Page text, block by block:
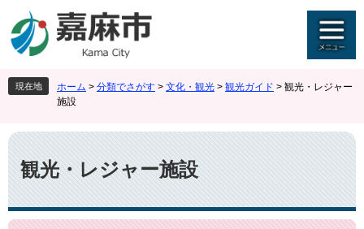
ジ
先
頭
。
ュ
を
飛
て
本
文
へ
現在地 ホーム > 分類でさがす > 文化・観光 > 観光ガイド > 観光・レジャー
施設
本
文
観光・レジャー施設